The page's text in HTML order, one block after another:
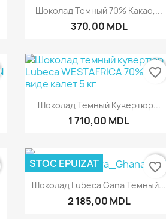
Быстрый просмотр
Шоколад Темный 70% Какао,...
370,00 MDL
Быстрый просмотр
Шоколад Темный Кувертюр...
1 710,00 MDL
favorite_border
Быстрый просмотр
Шоколад Lubeca Gana Темный...
2 185,00 MDL
STOC EPUIZAT
favorite_border